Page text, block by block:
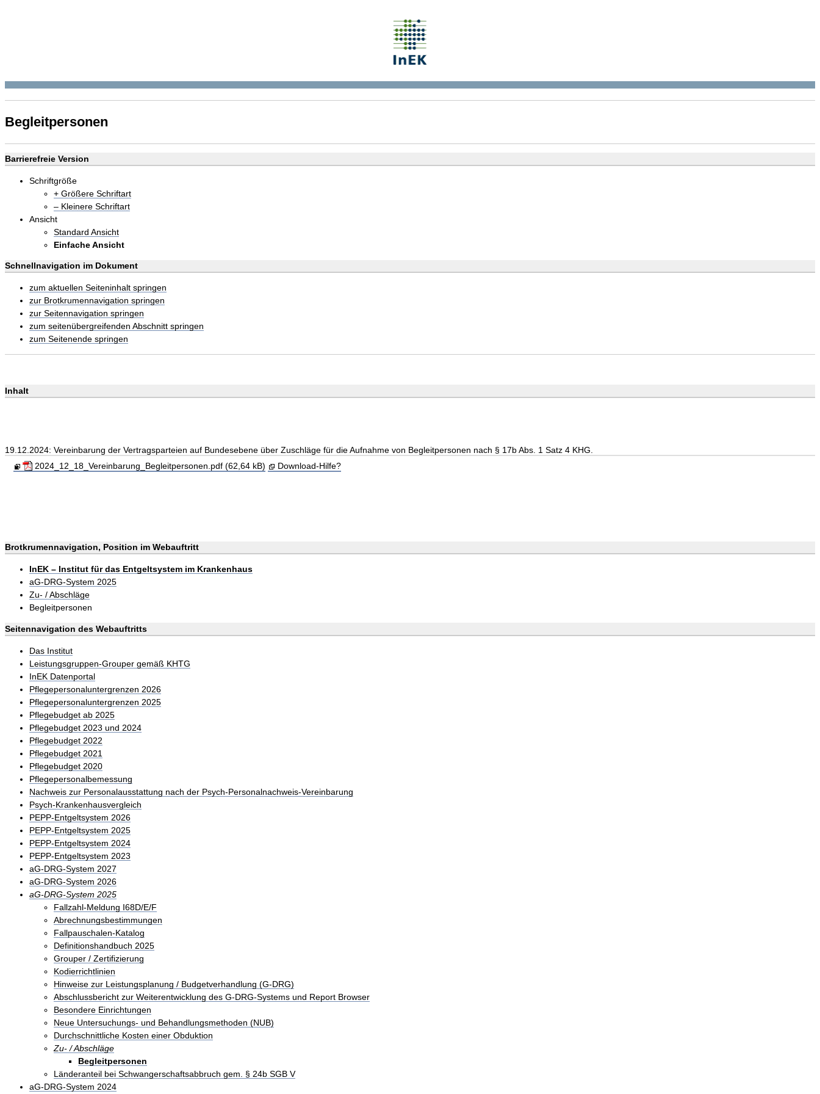
Begleitpersonen
Barrierefreie Version
Schriftgröße
+ Größere Schriftart
– Kleinere Schriftart
Ansicht
Standard Ansicht
Einfache Ansicht
Schnellnavigation im Dokument
zum aktuellen Seiteninhalt springen
zur Brotkrumennavigation springen
zur Seitennavigation springen
zum seitenübergreifenden Abschnitt springen
zum Seitenende springen
Inhalt
19.12.2024: Vereinbarung der Vertragsparteien auf Bundesebene über Zuschläge für die Aufnahme von Begleitpersonen nach § 17b Abs. 1 Satz 4 KHG.
2024_12_18_Vereinbarung_Begleitpersonen.pdf (62,64 kB)
Download-Hilfe?
Brotkrumennavigation, Position im Webauftritt
InEK – Institut für das Entgeltsystem im Krankenhaus
aG-DRG-System 2025
Zu- / Abschläge
Begleitpersonen
Seitennavigation des Webauftritts
Das Institut
Leistungsgruppen-Grouper gemäß KHTG
InEK Datenportal
Pflegepersonaluntergrenzen 2026
Pflegepersonaluntergrenzen 2025
Pflegebudget ab 2025
Pflegebudget 2023 und 2024
Pflegebudget 2022
Pflegebudget 2021
Pflegebudget 2020
Pflegepersonalbemessung
Nachweis zur Personalausstattung nach der Psych-Personalnachweis-Vereinbarung
Psych-Krankenhausvergleich
PEPP-Entgeltsystem 2026
PEPP-Entgeltsystem 2025
PEPP-Entgeltsystem 2024
PEPP-Entgeltsystem 2023
aG-DRG-System 2027
aG-DRG-System 2026
aG-DRG-System 2025
Fallzahl-Meldung I68D/E/F
Abrechnungsbestimmungen
Fallpauschalen-Katalog
Definitionshandbuch 2025
Grouper / Zertifizierung
Kodierrichtlinien
Hinweise zur Leistungsplanung / Budgetverhandlung (G-DRG)
Abschlussbericht zur Weiterentwicklung des G-DRG-Systems und Report Browser
Besondere Einrichtungen
Neue Untersuchungs- und Behandlungsmethoden (NUB)
Durchschnittliche Kosten einer Obduktion
Zu- / Abschläge
Begleitpersonen
Länderanteil bei Schwangerschaftsabbruch gem. § 24b SGB V
aG-DRG-System 2024